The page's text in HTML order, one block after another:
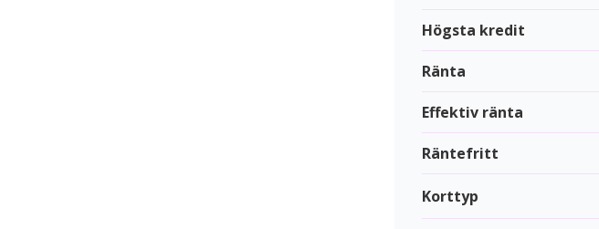
Högsta kredit
Ränta
Effektiv ränta
Räntefritt
Korttyp